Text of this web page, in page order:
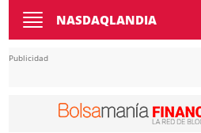
Toggle
navigation
NASDAQLANDIA
Publicidad